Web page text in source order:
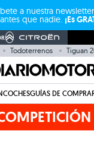
a nuestra
que nadie. ¡Es
Todoterrenos Tiguan
COCHESGUÍAS DE COMPRA